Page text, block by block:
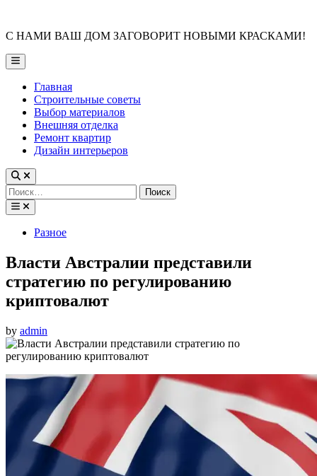
content
С НАМИ ВАШ ДОМ ЗАГОВОРИТ НОВЫМИ КРАСКАМИ!
Main
Menu
Главная
Строительные советы
Выбор материалов
Внешняя отделка
Ремонт квартир
Дизайн интерьеров
Найти:
PostedРазное
Власти Австралии представили
стратегию по регулированию
криптовалют
by admin